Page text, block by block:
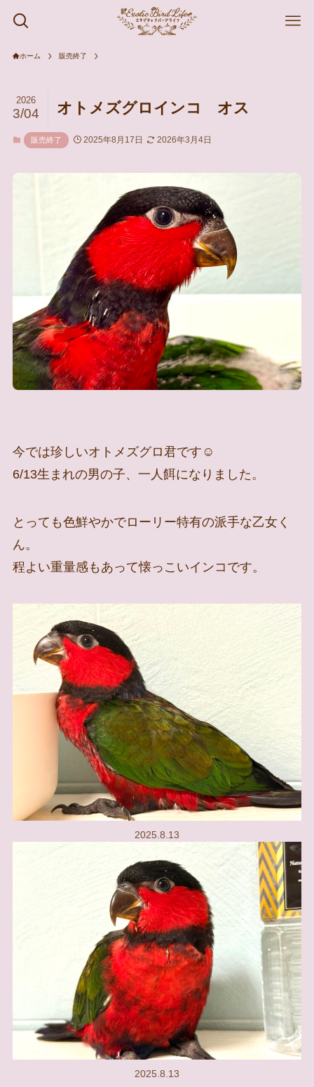
ホーム 販売終了
オトメズグロインコ オス
2026
3/04
販売終了 2025年8月17日 2026年3月4日
今では珍しいオトメズグロ君です☺
6/13生まれの男の子、一人餌になりました。
とっても色鮮やかでローリー特有の派手な乙女く
ん。
程よい重量感もあって懐っこいインコです。
2025.8.13
2025.8.13